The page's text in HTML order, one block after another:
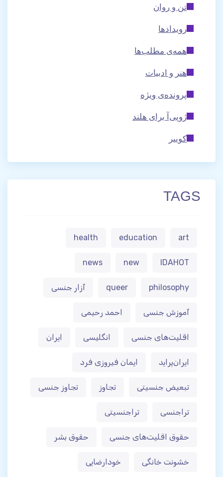
تن و روان
رویدادها
همه‌ی مطلب‌ها
هنر و ادبیات
پرونده‌ی ویژه
ژوپی‌آ برای هلند
کوییر
TAGS
art
education
health
IDAHOT
new
news
philosophy
queer آزار جنسی
آموزش جنسی احمد رحیمی
اقلیت‌های جنسی انگلیسی ایران
ایران‌پراید ایمان فیروزی فرد
تبعیض جنسیتی تجاوز تجاوز جنسی
تراجنسی تراجنسیتی
حقوق اقلیت‌های جنسی حقوق بشر
خشونت خانگی خودارضایی